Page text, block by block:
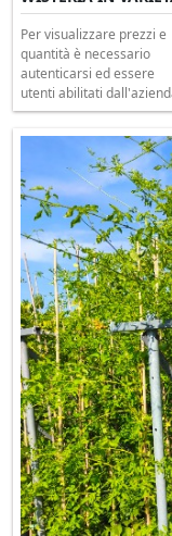
Per visualizzare prezzi e
quantità è necessario
autenticarsi ed essere
utenti abilitati